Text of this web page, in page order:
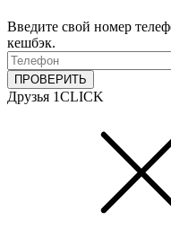
Введите свой номер
кешбэк.
ПРОВЕРИТЬ
Друзья 1CLICK